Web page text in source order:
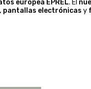
europea EPREL. El
pantallas electrónicas y